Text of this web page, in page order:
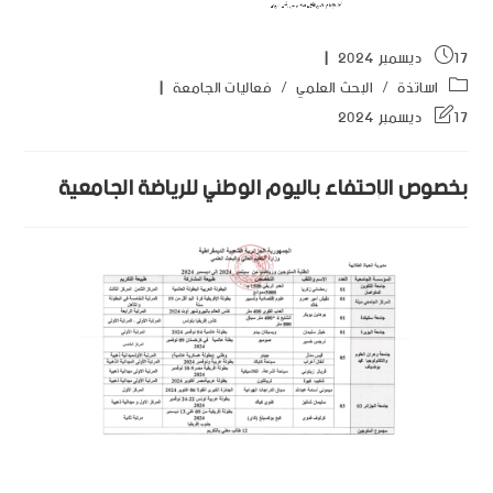
17 ديسمبر 2024
اساتذة / البحث العلمي / فعاليات الجامعة
17 ديسمبر 2024
بخصوص الإحتفاء باليوم الوطني للرياضة الجامعية